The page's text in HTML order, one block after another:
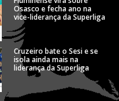
Osasco e fecha ano na
vice-liderança da Superliga
Cruzeiro bate o Sesi e se
isola ainda mais na
liderança da Superliga